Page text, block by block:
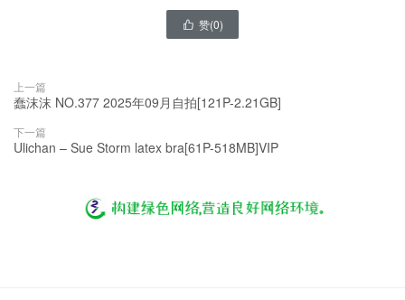
 赞(0)
上一篇
蠢沫沫 NO.377 2025年09月自拍[121P-2.21GB]
下一篇
Ulichan – Sue Storm latex bra[61P-518MB]VIP